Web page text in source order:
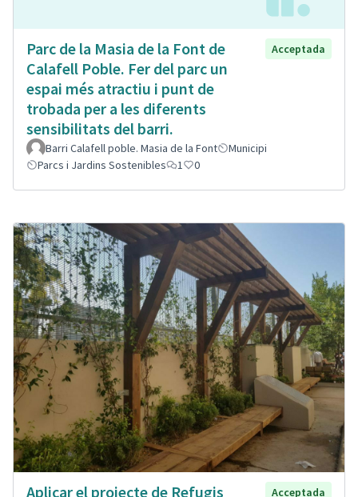
Parc de la Masia de la Font de
Calafell Poble. Fer del parc un
espai més atractiu i punt de
trobada per a les diferents
sensibilitats del barri.
Acceptada
Barri Calafell poble. Masia de la Font
Municipi
Parcs i Jardins Sostenibles
1 0
Aplicar el projecte de Refugis Acceptada